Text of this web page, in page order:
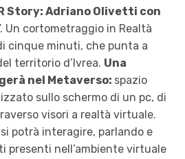
Story: Adriano Olivetti con
Un cortometraggio in Realtà
cinque minuti, che punta a
territorio d’Ivrea. Una
nel Metaverso: spazio
sullo schermo di un pc, di
visori a realtà virtuale.
potrà interagire, parlando e
presenti nell’ambiente virtuale